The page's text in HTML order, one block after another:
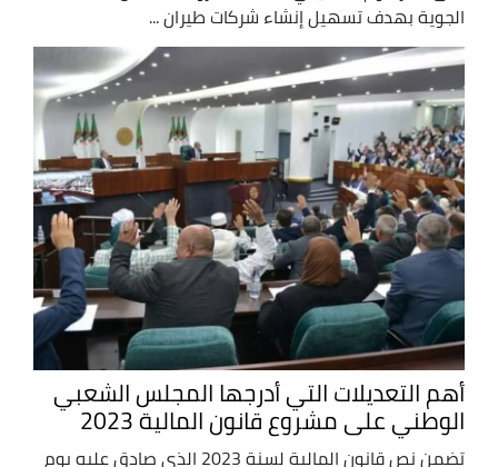
الجوية بهدف تسهيل إنشاء شركات طيران ...
أهم التعديلات التي أدرجها المجلس الشعبي
الوطني على مشروع قانون المالية 2023
تضمن نص قانون المالية لسنة 2023 الذي صادق عليه يوم